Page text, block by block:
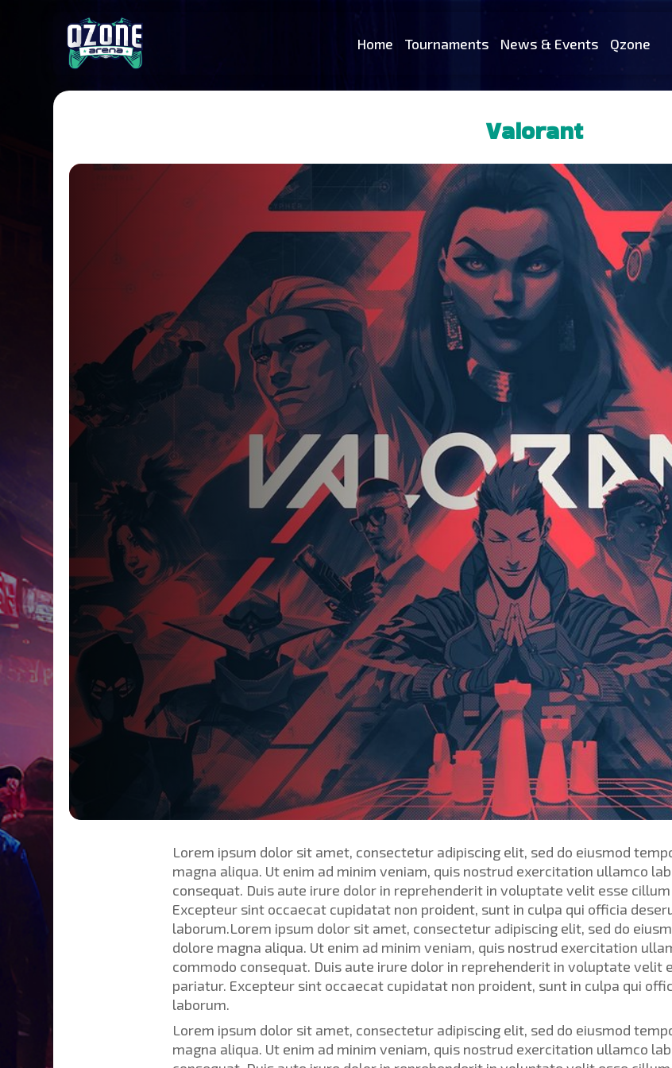
Home Tournaments News & Events Qzone
Valorant
Lorem ipsum dolor sit amet, consectetur adipiscing elit, sed do eiusmod
magna aliqua. Ut enim ad minim veniam, quis nostrud exercitation ullamco
consequat. Duis aute irure dolor in reprehenderit in voluptate velit esse
Excepteur sint occaecat cupidatat non proident, sunt in culpa qui officia
laborum.Lorem ipsum dolor sit amet, consectetur adipiscing elit, sed do
dolore magna aliqua. Ut enim ad minim veniam, quis nostrud exercitation
commodo consequat. Duis aute irure dolor in reprehenderit in voluptate velit
pariatur. Excepteur sint occaecat cupidatat non proident, sunt in culpa qui
laborum.
Lorem ipsum dolor sit amet, consectetur adipiscing elit, sed do eiusmod
magna aliqua. Ut enim ad minim veniam, quis nostrud exercitation ullamco